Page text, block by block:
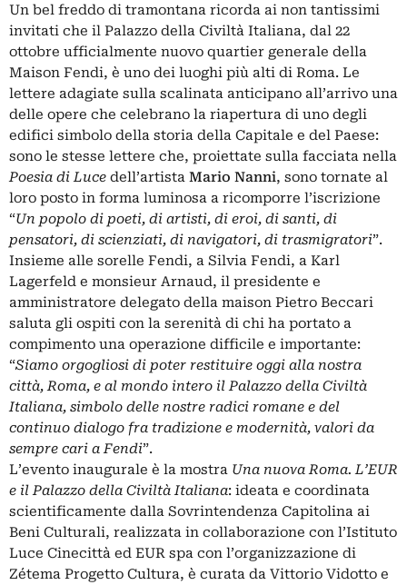
Un bel freddo di tramontana ricorda ai non tantissimi
invitati che il Palazzo della Civiltà Italiana, dal 22
ottobre ufficialmente nuovo quartier generale della
Maison Fendi, è uno dei luoghi più alti di Roma. Le
lettere adagiate sulla scalinata anticipano all’arrivo una
delle opere che celebrano la riapertura di uno degli
edifici simbolo della storia della Capitale e del Paese:
sono le stesse lettere che, proiettate sulla facciata nella
Poesia di Luce dell’artista Mario Nanni, sono tornate al
loro posto in forma luminosa a ricomporre l’iscrizione
“Un popolo di poeti, di artisti, di eroi, di santi, di
pensatori, di scienziati, di navigatori, di trasmigratori”.
Insieme alle sorelle Fendi, a Silvia Fendi, a Karl
Lagerfeld e monsieur Arnaud, il presidente e
amministratore delegato della maison Pietro Beccari
saluta gli ospiti con la serenità di chi ha portato a
compimento una operazione difficile e importante:
“Siamo orgogliosi di poter restituire oggi alla nostra
città, Roma, e al mondo intero il Palazzo della Civiltà
Italiana, simbolo delle nostre radici romane e del
continuo dialogo fra tradizione e modernità, valori da
sempre cari a Fendi”.
L’evento inaugurale è la mostra Una nuova Roma. L’EUR
e il Palazzo della Civiltà Italiana: ideata e coordinata
scientificamente dalla Sovrintendenza Capitolina ai
Beni Culturali, realizzata in collaborazione con l’Istituto
Luce Cinecittà ed EUR spa con l’organizzazione di
Zétema Progetto Cultura, è curata da Vittorio Vidotto e